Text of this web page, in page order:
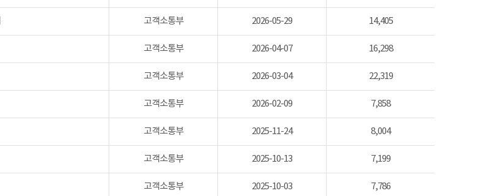
고객소통부 2026-05-29 14,405
고객소통부 2026-04-07 16,298
고객소통부 2026-03-04 22,319
고객소통부 2026-02-09 7,858
고객소통부 2025-11-24 8,004
고객소통부 2025-10-13 7,199
고객소통부 2025-10-03 7,786